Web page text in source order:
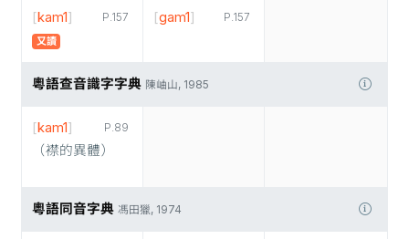
P.157
[kam1]
又讀
P.157
[gam1]
粵語查音識字字典 陳岫山, 1985
P.89
[kam1]
（襟的異體）
粵語同音字典 馮田獵, 1974